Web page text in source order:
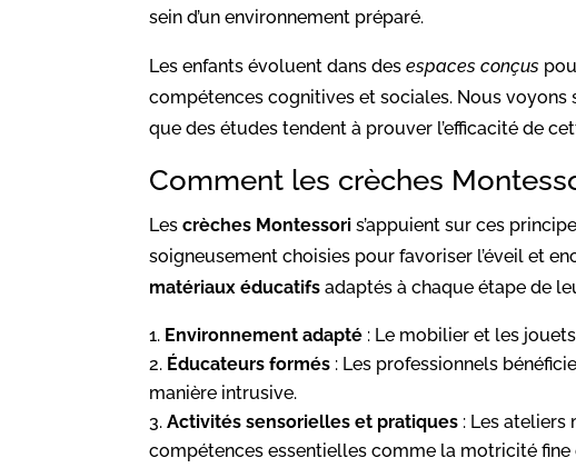
sein d’un environnement préparé.
Les enfants évoluent dans desespaces conçus
compétences cognitives et sociales. Nous
que des études tendent à prouver l’efficacité de
Comment les crèches
Lescrèches Montessori s’appuient sur ces
soigneusement choisies pour favoriser l’éveil et
matériaux éducatifs adaptés à chaque étape de
Environnement adapté : Le mobilier et les
Éducateurs formés : Les professionnels
manière intrusive.
Activités sensorielles et pratiques : Les
compétences essentielles comme la motricité